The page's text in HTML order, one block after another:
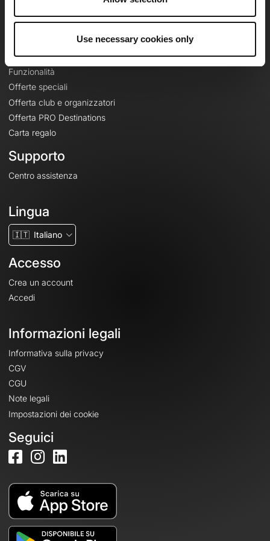
Use necessary cookies only
Le Mag'
Mappe di base topografiche
Funzionalità
Offerte speciali
Offerta club e organizzatori
Offerta PRO Destinations
Carta regalo
Supporto
Centro assistenza
Lingua
🇮🇹 Italiano
Accesso
Crea un account
Accedi
Informazioni legali
Informativa sulla privacy
CGV
CGU
Note legali
Impostazioni dei cookie
Seguici